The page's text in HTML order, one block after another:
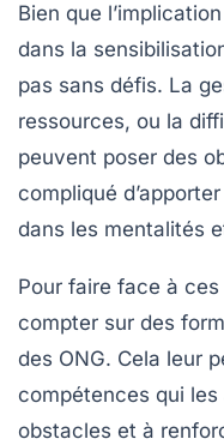
Bien que
dans la
pas sans défis. La
ressources, ou la
peuvent poser des
compliqué
dans les mentalités
Pour faire face à
compter sur des
des ONG. Cela leur
compétences qui
obstacles et à